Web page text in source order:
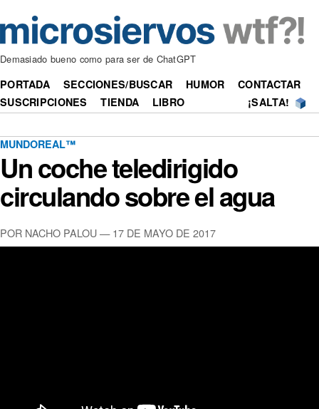
Demasiado bueno como para ser de ChatGPT
PORTADA SECCIONES/BUSCAR HUMOR
CONTACTAR
SUSCRIPCIONES
TIENDA LIBRO ¡SALTA!
MUNDOREAL™
Un coche teledirigido
circulando sobre el agua
POR NACHO PALOU —17 DE MAYO DE 2017